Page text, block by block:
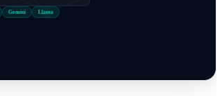
Gemini Llama